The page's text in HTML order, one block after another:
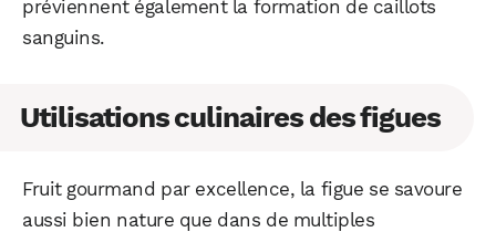
préviennent également la formation de caillots
sanguins.
Utilisations culinaires des figues
Fruit gourmand par excellence, la figue se savoure
aussi bien nature que dans de multiples